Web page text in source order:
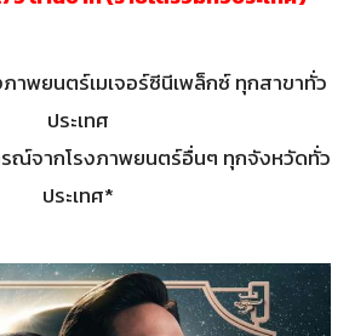
าพยนตร์เมเจอร์ซีนีเพล็กซ์ ทุกสาขาทั่ว
ประเทศ
รณ์จากโรงภาพยนตร์อื่นๆ ทุกจังหวัดทั่ว
ประเทศ*